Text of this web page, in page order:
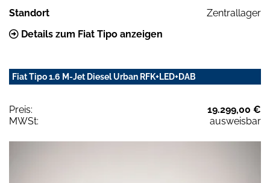
Standort
Zentrallager
Details zum Fiat Tipo anzeigen
Fiat Tipo 1.6 M-Jet Diesel Urban RFK+LED+DAB
Preis:
19.299,00 €
MWSt:
ausweisbar